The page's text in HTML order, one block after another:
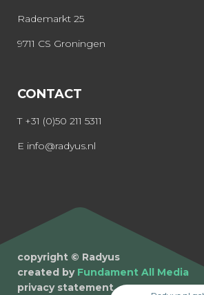
Rademarkt 25
9711 CS Groningen
CONTACT
T +31 (0)50 211 5311
E info@radyus.nl
copyright © Radyus
created by Fundament All Media
privacy statement